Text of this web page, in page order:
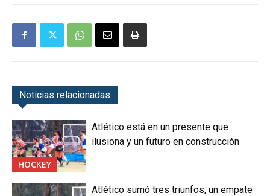
Noticias relacionadas
HOCKEY
Atlético está en un presente que
ilusiona y un futuro en construcción
Atlético sumó tres triunfos, un empate